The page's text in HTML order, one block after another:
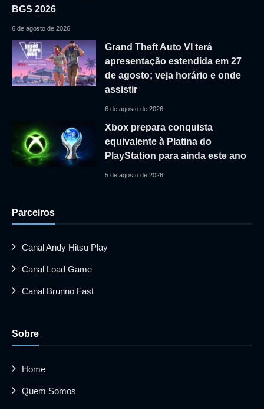
BGS 2026
6 de agosto de 2026
Grand Theft Auto VI terá
apresentação estendida em 27
de agosto; veja horário e onde
assistir
6 de agosto de 2026
Xbox prepara conquista
equivalente à Platina do
PlayStation para ainda este ano
5 de agosto de 2026
Parceiros
Canal Andy Hitsu Play
Canal Load Game
Canal Brunno Fast
Sobre
Home
Quem Somos